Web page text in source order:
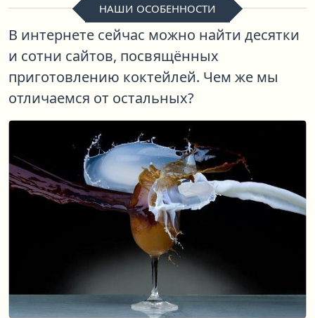
НАШИ ОСОБЕННОСТИ
В интернете сейчас можно найти десятки
и сотни сайтов, посвящённых
приготовлению коктейлей. Чем же мы
отличаемся от остальных?